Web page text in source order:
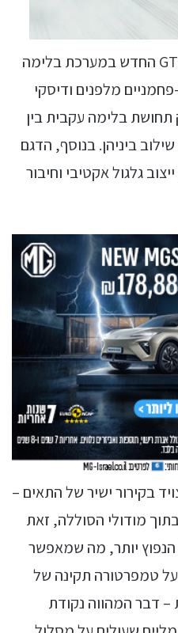
מרצדס-AMG מציידת את ה-GT החדש במערכת בלימה
מלפנים ודיסקי
בלימה עקבית בין
ביניהן. בנוסף, הדגם
גלגול אקטיבי וחיבור
בקירור ישיר של התאים –
מודולי הסוללה, זאת
הנפוץ יותר, מה שמאפשר
על טמפרטורה תקינה של
– דבר המהווה נקודת